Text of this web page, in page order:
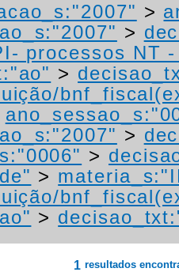
>
>
processos NT
>
>
>
>
>
1 resultados